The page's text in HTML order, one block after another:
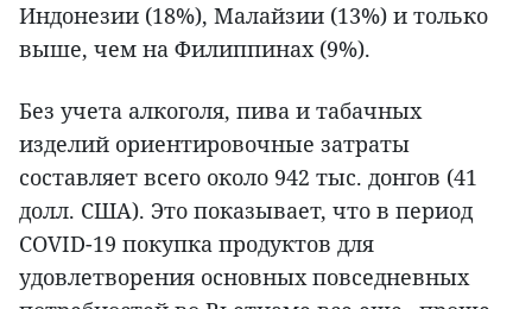
Индонезии (18%), Малайзии (13%) и только
выше, чем на Филиппинах (9%).
Без учета алкоголя, пива и табачных
изделий ориентировочные затраты
составляет всего около 942 тыс. донгов (41
долл. США). Это показывает, что в период
COVID-19 покупка продуктов для
удовлетворения основных повседневных